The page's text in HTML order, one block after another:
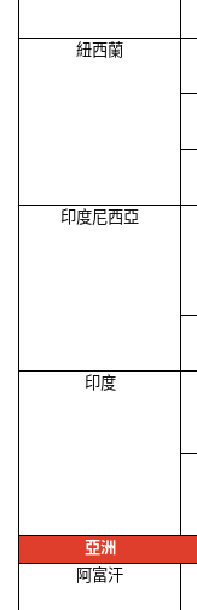
紐西蘭
印度尼西亞
印度
亞洲
阿富汗